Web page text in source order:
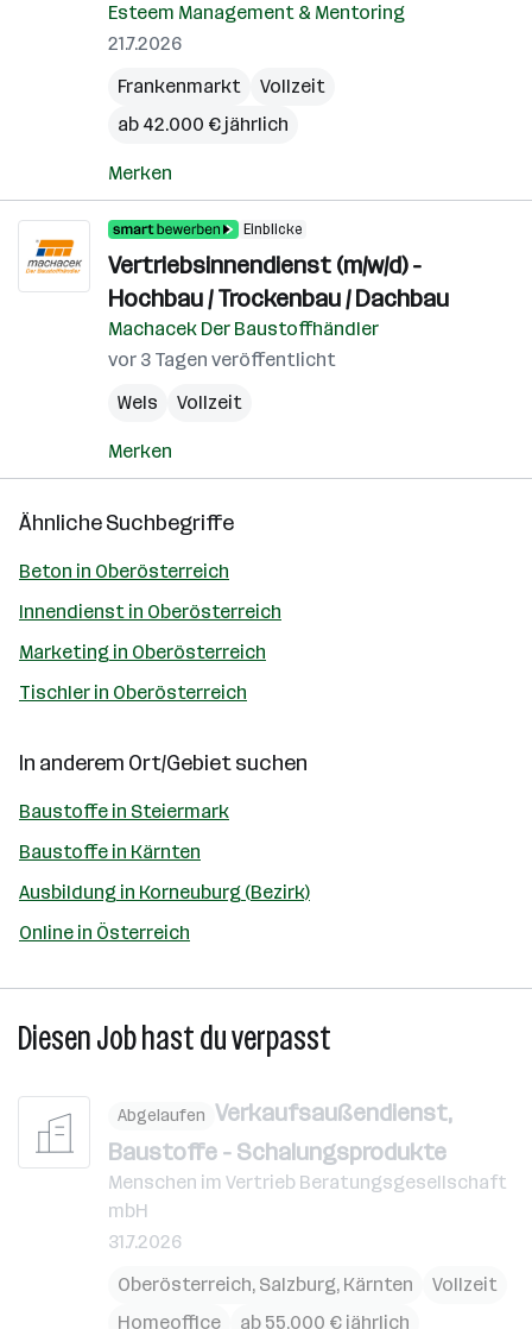
Esteem Management & Mentoring
21.7.2026
Frankenmarkt
Vollzeit
ab 42.000 € jährlich
Merken
Einblicke
Vertriebsinnendienst (m/w/d) -
Hochbau / Trockenbau / Dachbau
Machacek Der Baustoffhändler
vor 3 Tagen veröffentlicht
Wels
Vollzeit
Merken
Ähnliche Suchbegriffe
Beton in Oberösterreich
Innendienst in Oberösterreich
Marketing in Oberösterreich
Tischler in Oberösterreich
In anderem Ort/Gebiet suchen
Baustoffe in Steiermark
Baustoffe in Kärnten
Ausbildung in Korneuburg (Bezirk)
Online in Österreich
Diesen Job hast du verpasst
Abgelaufen Verkaufsaußendienst,
Baustoffe - Schalungsprodukte
Menschen im Vertrieb Beratungsgesellschaft
mbH
31.7.2026
Oberösterreich, Salzburg, Kärnten
Vollzeit
Homeoffice
ab 55.000 € jährlich